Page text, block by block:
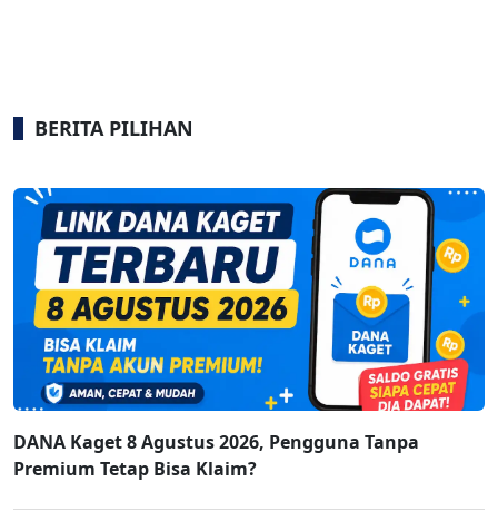
BERITA PILIHAN
DANA Kaget 8 Agustus 2026, Pengguna Tanpa
Premium Tetap Bisa Klaim?